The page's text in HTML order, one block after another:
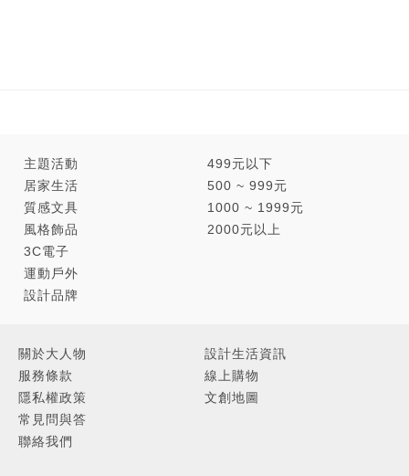
設計生活資訊
線上購物
文創地圖
關於大人物
服務條款
隱私權政策
常見問與答
聯絡我們
主題活動
居家生活
質感文具
風格飾品
3C電子
運動戶外
設計品牌
499元以下
500 ~ 999元
1000 ~ 1999元
2000元以上